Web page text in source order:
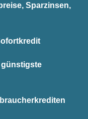
Sparzinsen,
günstigste